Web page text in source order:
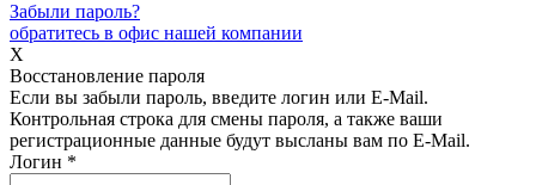
Забыли пароль?
обратитесь в офис нашей компании
X
Восстановление пароля
Если вы забыли пароль, введите логин или E-Mail.
Контрольная строка для смены пароля, а также ваши
регистрационные данные будут высланы вам по E-Mail.
Логин *